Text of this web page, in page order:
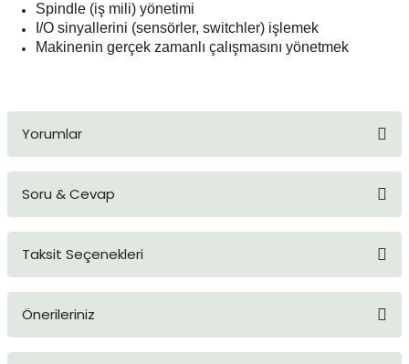
Spindle (iş mili) yönetimi
I/O sinyallerini (sensörler, switchler) işlemek
Makinenin gerçek zamanlı çalışmasını yönetmek
Yorumlar
Soru & Cevap
Taksit Seçenekleri
Önerileriniz